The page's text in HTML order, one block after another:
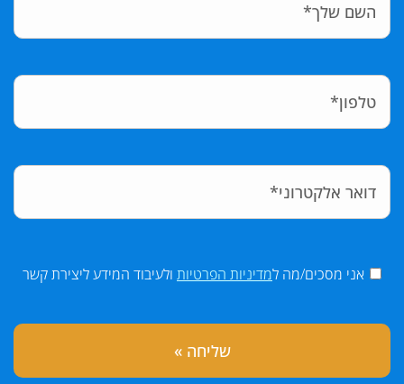
אני מסכים/מה למדיניות הפרטיות ולעיבוד המידע ליצירת קשר